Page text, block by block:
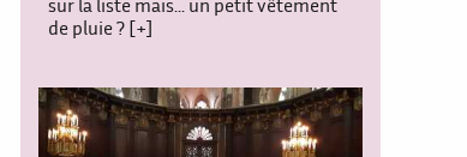
sur la liste mais... un petit vêtement
de pluie ? [+]